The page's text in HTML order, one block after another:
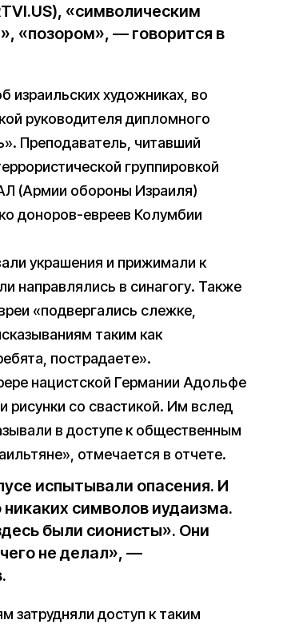
«символическим
«позором», — говорится в
израильских художниках, во
руководителя дипломного
Преподаватель, читавший
группировкой
(Армии обороны Израиля)
доноров-евреев Колумбии
украшения и прижимали к
направлялись в синагогу. Также
«подвергались слежке,
таким как
пострадаете».
нацистской Германии Адольфе
рисунки со свастикой. Им вслед
в доступе к общественным
отмечается в отчете.
испытывали опасения. И
символов иудаизма.
были сионисты». Они
не делал», —
затрудняли доступ к таким